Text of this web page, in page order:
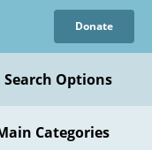
Donate
Search Options
Categories